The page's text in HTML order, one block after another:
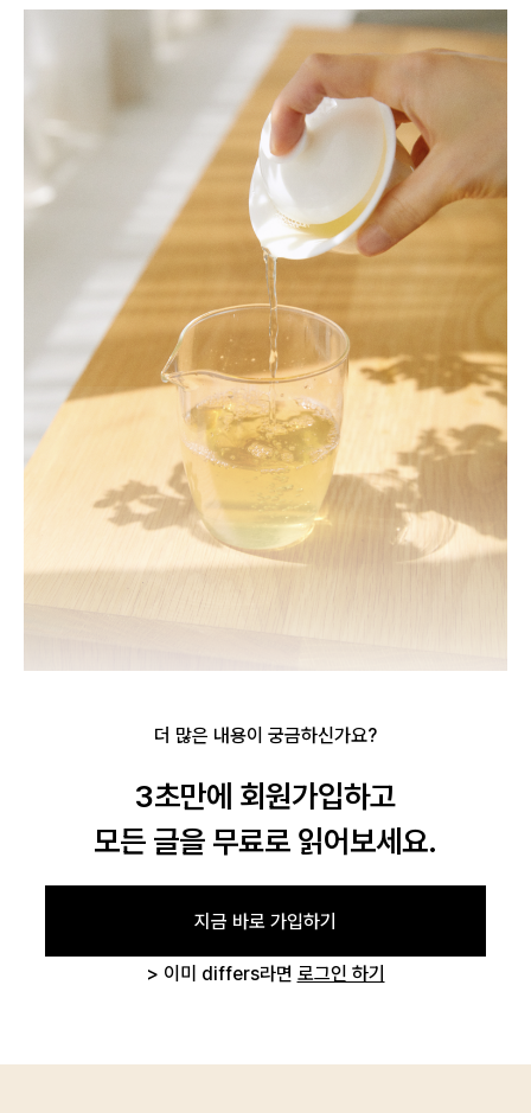
더 많은 내용이 궁금하신가요?
3초만에 회원가입하고
모든 글을 무료로 읽어보세요.
지금 바로 가입하기
> 이미 differs라면 로그인 하기
비밀번호 찾기